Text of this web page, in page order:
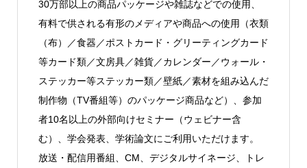
30万部以上の商品パッケージや雑誌などでの使用、
有料で供される有形のメディアや商品への使用（衣類
（布）／食器／ポストカード・グリーティングカード
等カード類／文房具／雑貨／カレンダー／ウォール・
ステッカー等ステッカー類／壁紙／素材を組み込んだ
制作物（TV番組等）のパッケージ商品など）、参加
者10名以上の外部向けセミナー（ウェビナー含
む）、学会発表、学術論文にご利用いただけます。
放送・配信用番組、CM、デジタルサイネージ、トレ